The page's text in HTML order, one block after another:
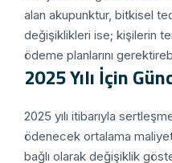
alan akupunktur, bitkisel
değişiklikleri ise; kişilerin
ödeme planlarını
2025 Yılı İçin
2025 yılı itibarıyla
ödenecek ortalama
bağlı olarak değişiklik